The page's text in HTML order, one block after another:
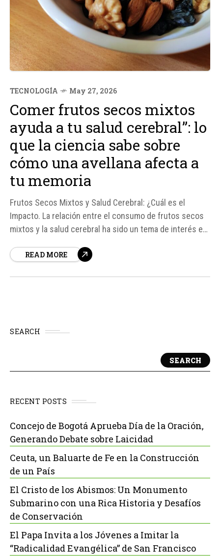
TECNOLOGÍA May 27, 2026
Comer frutos secos mixtos
ayuda a tu salud cerebral”: lo
que la ciencia sabe sobre
cómo una avellana afecta a
tu memoria
Frutos Secos Mixtos y Salud Cerebral: ¿Cuál es el
Impacto. La relación entre el consumo de frutos secos
mixtos y la salud cerebral ha sido un tema de interés en
epidemiólogo genético Tim Spector, consumir frutos
READ MORE
SEARCH
SEARCH
RECENT POSTS
Concejo de Bogotá Aprueba Día de la Oración,
Generando Debate sobre Laicidad
Ceuta, un Baluarte de Fe en la Construcción
de un País
El Cristo de los Abismos: Un Monumento
Submarino con una Rica Historia y Desafíos
de Conservación
El Papa Invita a los Jóvenes a Imitar la
“Radicalidad Evangélica” de San Francisco